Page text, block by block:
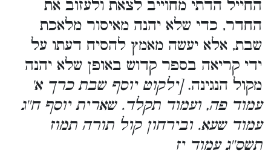
החייל הדתי מחוייב לצאת ולעזוב את
החדר, כדי שלא יהנה מאיסור מלאכת
שבת, אלא יעשה מאמץ להסיח דעתו על
ידי קריאה בספר קדוש באופן שלא יהנה
מקול הנגינה.[ילקוט יוסף שבת כרך א'
עמוד פה, ועמוד תקלד. שארית יוסף ח''ג
עמוד שעא. ובירחון קול תורה תמוז
תשס''ג עמוד יז